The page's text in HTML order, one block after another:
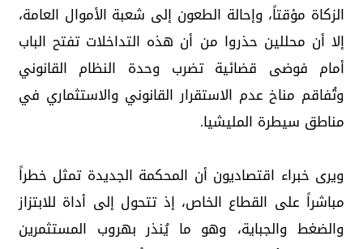
الزكاة مؤقتاً، وإحالة الطعون إلى شعبة الأموال العامة،
إلا أن محللين حذروا من أن هذه التداخلات تفتح الباب
أمام فوضى قضائية تضرب وحدة النظام القانوني
وتُفاقم مناخ عدم الاستقرار القانوني والاستثماري في
مناطق سيطرة المليشيا.
ويرى خبراء اقتصاديون أن المحكمة الجديدة تمثل خطراً
مباشراً على القطاع الخاص، إذ تتحول إلى أداة للابتزاز
والضغط والجباية، وهو ما يُنذر بهروب المستثمرين